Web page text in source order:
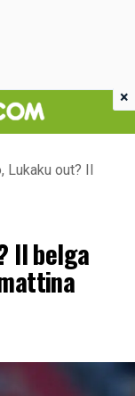
Lukaku out? Il
Il belga
×